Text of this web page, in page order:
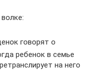
говорят о
ребенок в семье
на него